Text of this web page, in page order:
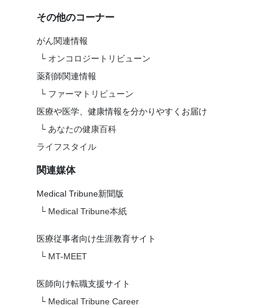
その他のコーナー
がん関連情報
└ オンコロジートリビューン
薬剤師関連情報
└ ファーマトリビューン
医療や医学、健康情報を分かりやすくお届け
└ あなたの健康百科
ライフスタイル
関連媒体
Medical Tribune新聞版
└ Medical Tribune本紙
医療従事者向け生涯教育サイト
└ MT-MEET
医師向け転職支援サイト
└ Medical Tribune Career